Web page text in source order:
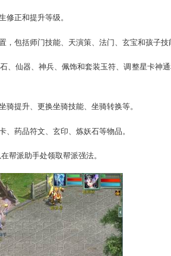
启；首次拷贝数据后，后续直接从服